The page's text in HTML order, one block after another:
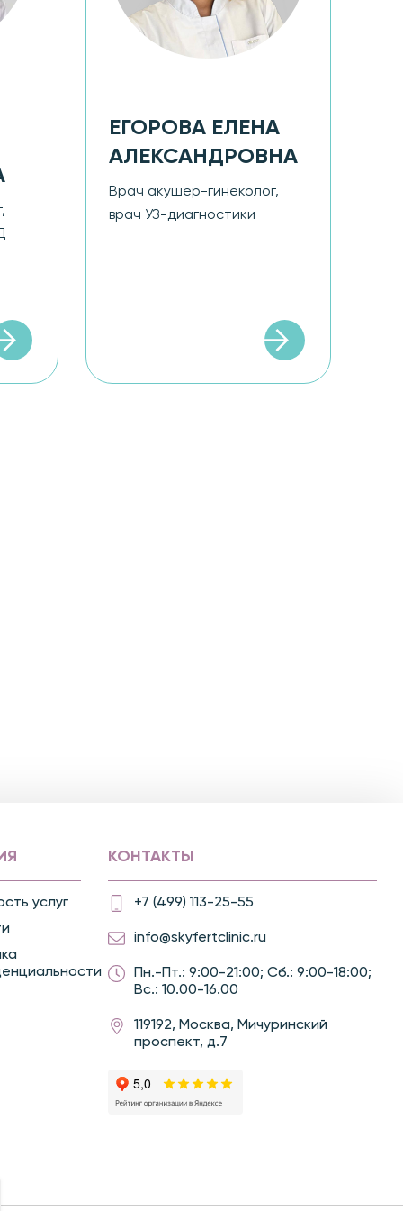
ЕГОРОВА ЕЛЕНА
АЛЕКСАНДРОВНА
Врач акушер-гинеколог,
врач УЗ-диагностики
услуг
КОНТАКТЫ
+7 (499) 113-25-55
info@skyfertclinic.ru
Пн.-Пт.: 9:00-21:00; Сб.: 9:00-18:00;
Вс.: 10.00-16.00
119192, Москва, Мичуринский
проспект, д.7